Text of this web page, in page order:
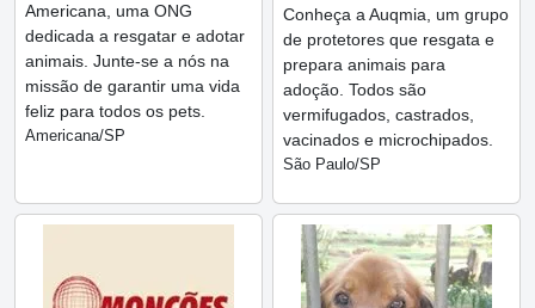
Americana, uma ONG
dedicada a resgatar e adotar
animais. Junte-se a nós na
missão de garantir uma vida
feliz para todos os pets.
Americana/SP
Conheça a Auqmia, um grupo
de protetores que resgata e
prepara animais para
adoção. Todos são
vermifugados, castrados,
vacinados e microchipados.
São Paulo/SP